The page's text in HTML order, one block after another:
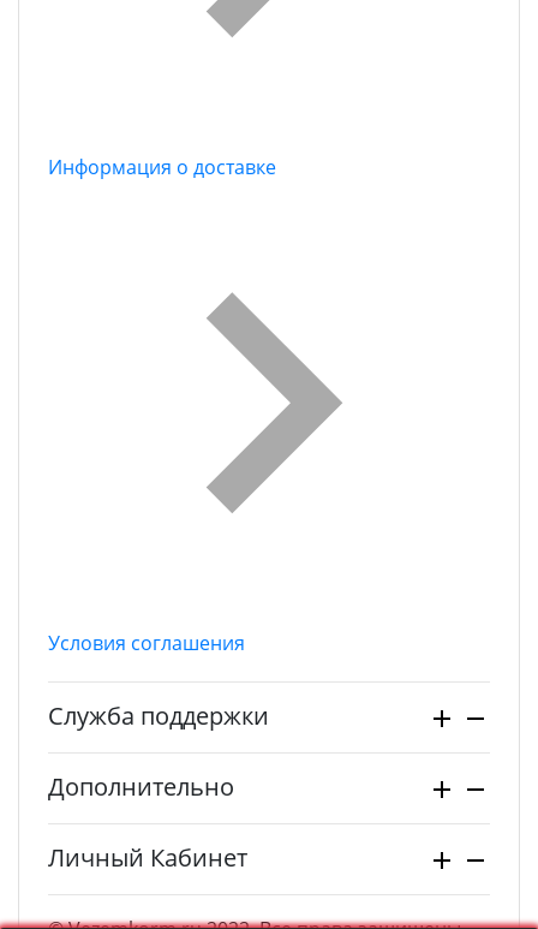
Информация о доставке
Условия соглашения
Служба поддержки
Дополнительно
Личный Кабинет